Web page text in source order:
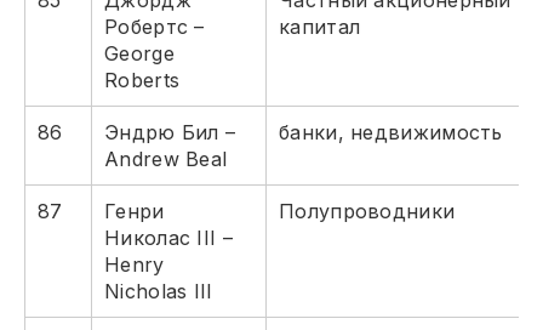
Робертс –
George
Roberts
капитал
86
Эндрю Бил –
Andrew Beal
банки, недвижимость
87
Генри
Николас III –
Henry
Nicholas III
Полупроводники